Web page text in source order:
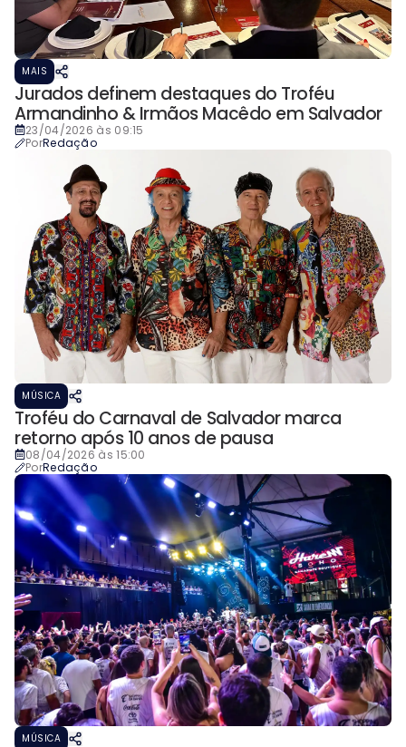
MAIS
Jurados definem destaques do Troféu
Armandinho & Irmãos Macêdo em Salvador
23/04/2026 às 09:15
PorRedação
MÚSICA
Troféu do Carnaval de Salvador marca
retorno após 10 anos de pausa
08/04/2026 às 15:00
PorRedação
MÚSICA